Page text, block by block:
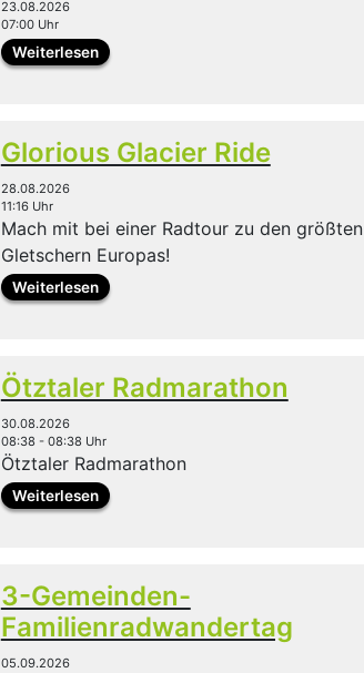
23.08.2026
07:00 Uhr
Weiterlesen
Glorious Glacier Ride
28.08.2026
11:16 Uhr
Mach mit bei einer Radtour zu den größten
Gletschern Europas!
Weiterlesen
Ötztaler Radmarathon
30.08.2026
08:38 - 08:38 Uhr
Ötztaler Radmarathon
Weiterlesen
3-Gemeinden-
Familienradwandertag
05.09.2026